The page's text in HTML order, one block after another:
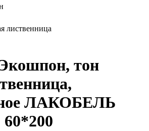
лиственница
тон
ЛАКОБЕЛЬ